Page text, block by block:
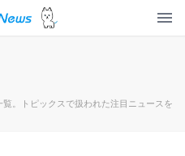
。トピックスで扱われた注目ニュースを